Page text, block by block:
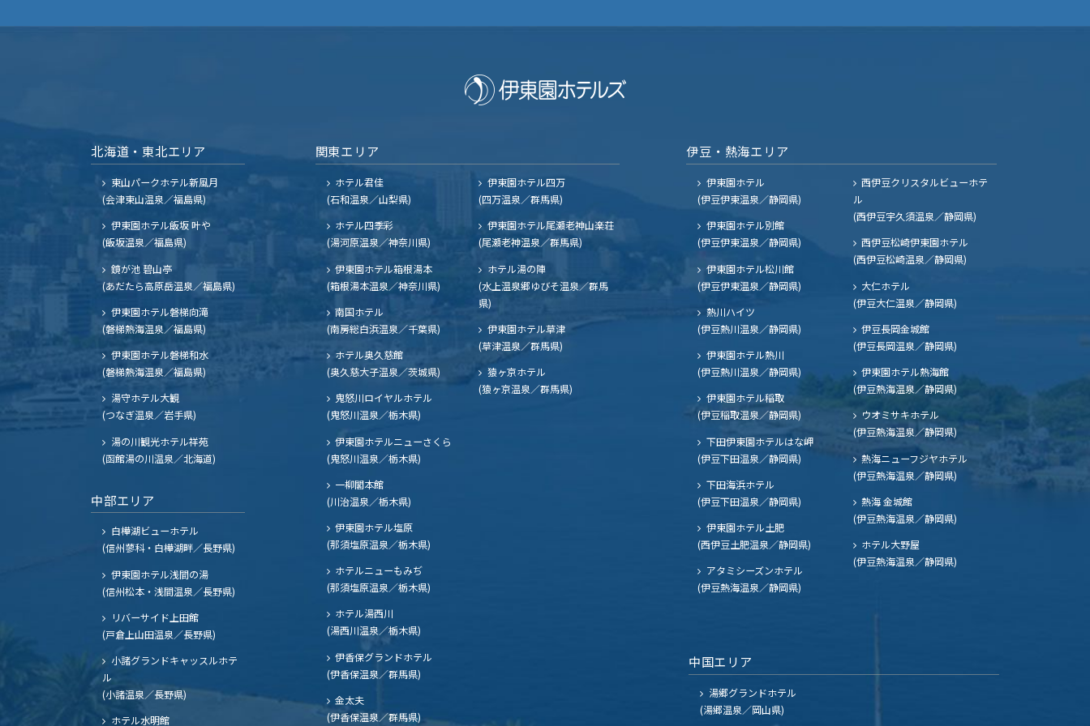
北海道・東北エリア
東山パークホテル新風月
(会津東山温泉／福島県)
伊東園ホテル飯坂 叶や
(飯坂温泉／福島県)
鏡が池 碧山亭
(あだたら高原岳温泉／福島県)
伊東園ホテル磐梯向滝
(磐梯熱海温泉／福島県)
伊東園ホテル磐梯和水
(磐梯熱海温泉／福島県)
湯守ホテル大観
(つなぎ温泉／岩手県)
湯の川観光ホテル祥苑
(函館湯の川温泉／北海道)
中部エリア
白樺湖ビューホテル
(信州蓼科・白樺湖畔／長野県)
伊東園ホテル浅間の湯
(信州松本・浅間温泉／長野県)
リバーサイド上田館
(戸倉上山田温泉／長野県)
小諸グランドキャッスルホテ
ル
(小諸温泉／長野県)
ホテル水明館
関東エリア
ホテル君佳
(石和温泉／山梨県)
ホテル四季彩
(湯河原温泉／神奈川県)
伊東園ホテル箱根湯本
(箱根湯本温泉／神奈川県)
南国ホテル
(南房総白浜温泉／千葉県)
ホテル奥久慈館
(奥久慈大子温泉／茨城県)
鬼怒川ロイヤルホテル
(鬼怒川温泉／栃木県)
伊東園ホテルニューさくら
(鬼怒川温泉／栃木県)
一柳閣本館
(川治温泉／栃木県)
伊東園ホテル塩原
(那須塩原温泉／栃木県)
ホテルニューもみぢ
(那須塩原温泉／栃木県)
ホテル湯西川
(湯西川温泉／栃木県)
伊香保グランドホテル
(伊香保温泉／群馬県)
金太夫
(伊香保温泉／群馬県)
伊東園ホテル四万
(四万温泉／群馬県)
伊東園ホテル尾瀬老神山楽荘
(尾瀬老神温泉／群馬県)
ホテル湯の陣
(水上温泉郷ゆびそ温泉／群馬
県)
伊東園ホテル草津
(草津温泉／群馬県)
猿ヶ京ホテル
(猿ヶ京温泉／群馬県)
伊豆・熱海エリア
伊東園ホテル
(伊豆伊東温泉／静岡県)
伊東園ホテル別館
(伊豆伊東温泉／静岡県)
伊東園ホテル松川館
(伊豆伊東温泉／静岡県)
熱川ハイツ
(伊豆熱川温泉／静岡県)
伊東園ホテル熱川
(伊豆熱川温泉／静岡県)
伊東園ホテル稲取
(伊豆稲取温泉／静岡県)
下田伊東園ホテルはな岬
(伊豆下田温泉／静岡県)
下田海浜ホテル
(伊豆下田温泉／静岡県)
伊東園ホテル土肥
(西伊豆土肥温泉／静岡県)
西伊豆クリスタルビューホテ
ル
(西伊豆宇久須温泉／静岡県)
西伊豆松崎伊東園ホテル
(西伊豆松崎温泉／静岡県)
大仁ホテル
(伊豆大仁温泉／静岡県)
伊豆長岡金城館
(伊豆長岡温泉／静岡県)
伊東園ホテル熱海館
(伊豆熱海温泉／静岡県)
ウオミサキホテル
(伊豆熱海温泉／静岡県)
熱海ニューフジヤホテル
(伊豆熱海温泉／静岡県)
熱海 金城館
(伊豆熱海温泉／静岡県)
ホテル大野屋
(伊豆熱海温泉／静岡県)
アタミシーズンホテル
(伊豆熱海温泉／静岡県)
中国エリア
湯郷グランドホテル
(湯郷温泉／岡山県)